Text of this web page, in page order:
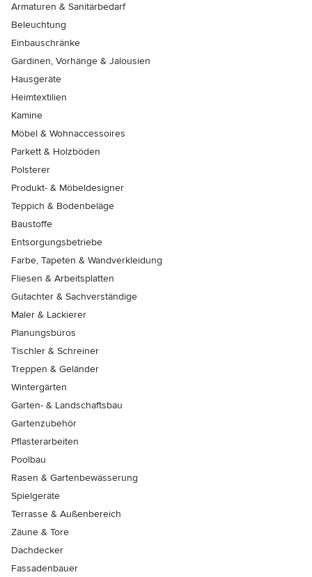
Armaturen & Sanitärbedarf
Beleuchtung
Einbauschränke
Gardinen, Vorhänge & Jalousien
Hausgeräte
Heimtextilien
Kamine
Möbel & Wohnaccessoires
Parkett & Holzböden
Polsterer
Produkt- & Möbeldesigner
Teppich & Bodenbeläge
Baustoffe
Entsorgungsbetriebe
Farbe, Tapeten & Wandverkleidung
Fliesen & Arbeitsplatten
Gutachter & Sachverständige
Maler & Lackierer
Planungsbüros
Tischler & Schreiner
Treppen & Geländer
Wintergärten
Garten- & Landschaftsbau
Gartenzubehör
Pflasterarbeiten
Poolbau
Rasen & Gartenbewässerung
Spielgeräte
Terrasse & Außenbereich
Zäune & Tore
Dachdecker
Fassadenbauer